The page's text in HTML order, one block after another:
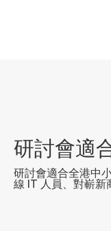
研討會適
研討會適合全港中
線 IT 人員、對嶄新